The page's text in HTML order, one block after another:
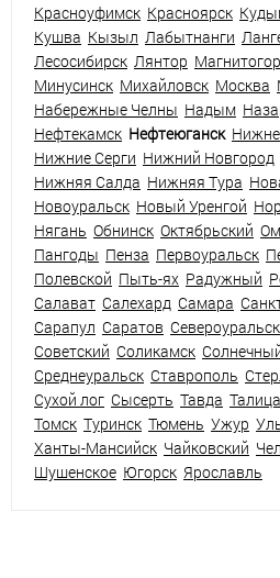
Красноуфимск Красноярск
Кушва Кызыл Лабытнанги
Лесосибирск Лянтор
Минусинск Михайловск Москва
Набережные Челны Надым
Нефтекамск Нефтеюганск
Нижние Серги Нижний Новгород
Нижняя Салда Нижняя Тура
Новоуральск Новый Уренгой
Нягань Обнинск Октябрьский
Пангоды Пенза Первоуральск
Полевской Пыть-ях Радужный
Салават Салехард Самара
Сарапул Саратов Североуральск
Советский Соликамск
Среднеуральск Ставрополь
Сухой лог Сысерть Тавда Талица
Томск Туринск Тюмень Ужур
Ханты-Мансийск Чайковский
Шушенское Югорск Ярославль